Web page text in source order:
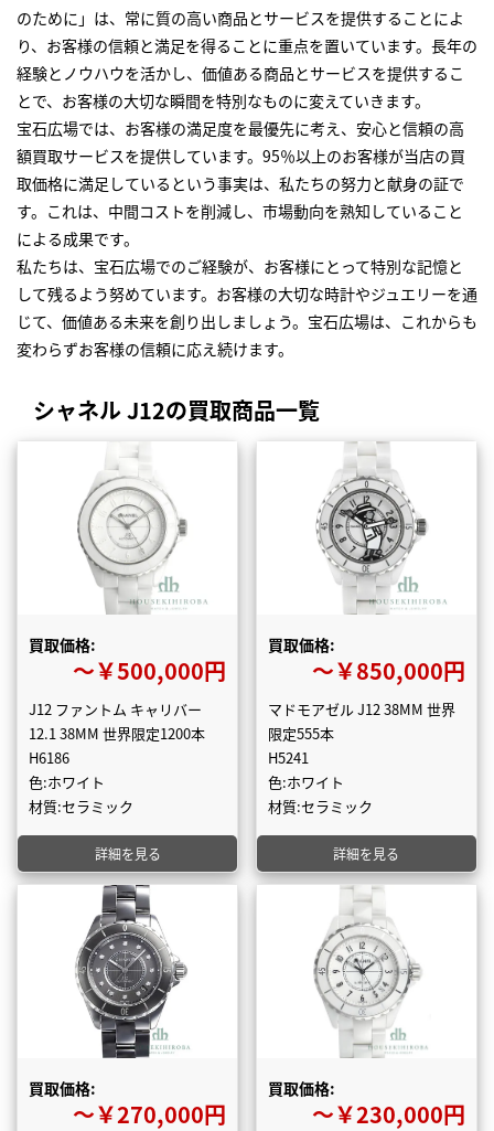
のために」は、常に質の高い商品とサービスを提供することによ
り、お客様の信頼と満足を得ることに重点を置いています。長年の
経験とノウハウを活かし、価値ある商品とサービスを提供するこ
とで、お客様の大切な瞬間を特別なものに変えていきます。
宝石広場では、お客様の満足度を最優先に考え、安心と信頼の高
額買取サービスを提供しています。95％以上のお客様が当店の買
取価格に満足しているという事実は、私たちの努力と献身の証で
す。これは、中間コストを削減し、市場動向を熟知していること
による成果です。
私たちは、宝石広場でのご経験が、お客様にとって特別な記憶と
して残るよう努めています。お客様の大切な時計やジュエリーを通
じて、価値ある未来を創り出しましょう。宝石広場は、これからも
変わらずお客様の信頼に応え続けます。
シャネル J12の買取商品一覧
買取価格:
〜￥500,000円
J12 ファントム キャリバー
12.1 38MM 世界限定1200本
H6186
色:ホワイト
材質:セラミック
詳細を見る
買取価格:
〜￥850,000円
マドモアゼル J12 38MM 世界
限定555本
H5241
色:ホワイト
材質:セラミック
詳細を見る
買取価格:
〜￥270,000円
買取価格:
〜￥230,000円